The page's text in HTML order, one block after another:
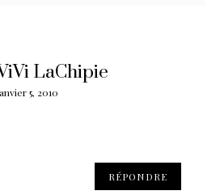
LaChipie
5, 2010
RÉPONDRE